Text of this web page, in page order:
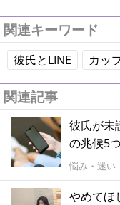
関連キーワード
彼氏とLINE カッ
関連記事
彼氏が未
の兆候5つ
悩み・迷い
やめてほ